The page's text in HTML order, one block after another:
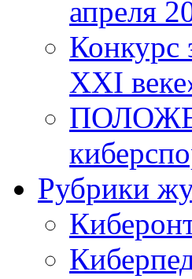
апреля
Конкурс
XXI
Рубрики